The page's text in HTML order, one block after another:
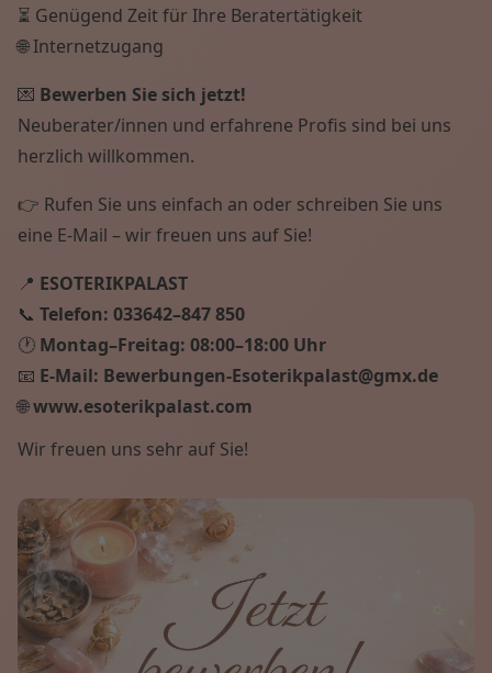
⏳ Genügend Zeit für Ihre Beratertätigkeit
🌐 Internetzugang
💌 Bewerben Sie sich jetzt!
Neuberater/innen und erfahrene Profis sind bei uns
herzlich willkommen.
👉 Rufen Sie uns einfach an oder schreiben Sie uns
eine E-Mail – wir freuen uns auf Sie!
📍 ESOTERIKPALAST
📞 Telefon: 033642–847 850
🕐 Montag–Freitag: 08:00–18:00 Uhr
📧 E-Mail: Bewerbungen-Esoterikpalast@gmx.de
🌐www.esoterikpalast.com
Wir freuen uns sehr auf Sie!